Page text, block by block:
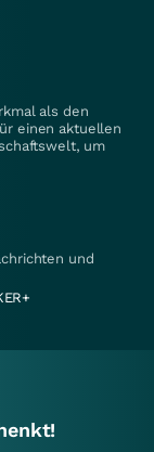
als den
einen aktuellen
um
und